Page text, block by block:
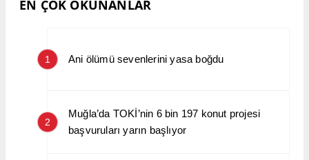
EN ÇOK OKUNANLAR
1 Ani ölümü sevenlerini yasa boğdu
2
Muğla’da TOKİ’nin 6 bin 197 konut projesi
başvuruları yarın başlıyor